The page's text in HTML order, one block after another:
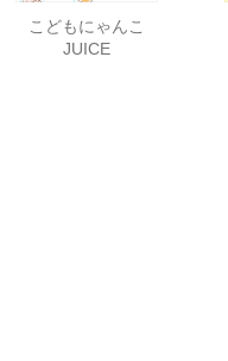
こどもにゃんこ
JUICE